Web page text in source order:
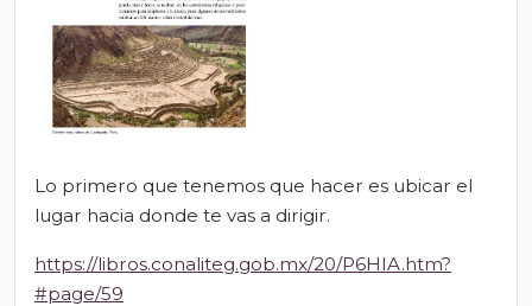
Lo primero que tenemos que hacer es ubicar el
lugar hacia donde te vas a dirigir.
https://libros.conaliteg.gob.mx/20/P6HIA.htm?
#page/59